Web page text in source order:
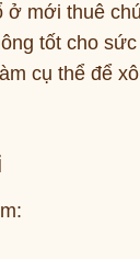
mới thuê
tốt cho
cụ thể để